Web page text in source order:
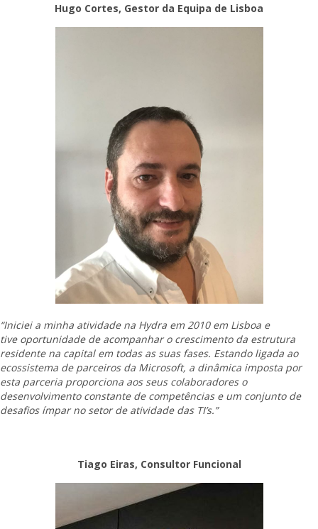
Hugo Cortes, Gestor da Equipa de Lisboa
“Iniciei a minha atividade na Hydra em 2010 em Lisboa e
tive oportunidade de acompanhar o crescimento da estrutura
residente na capital em todas as suas fases. Estando ligada ao
ecossistema de parceiros da Microsoft, a dinâmica imposta por
esta parceria proporciona aos seus colaboradores o
desenvolvimento constante de competências e um conjunto de
desafios ímpar no setor de atividade das TI’s.”
Tiago Eiras, Consultor Funcional